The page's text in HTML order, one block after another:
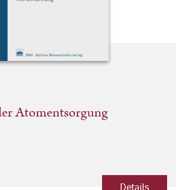
Atomentsorgung
Details